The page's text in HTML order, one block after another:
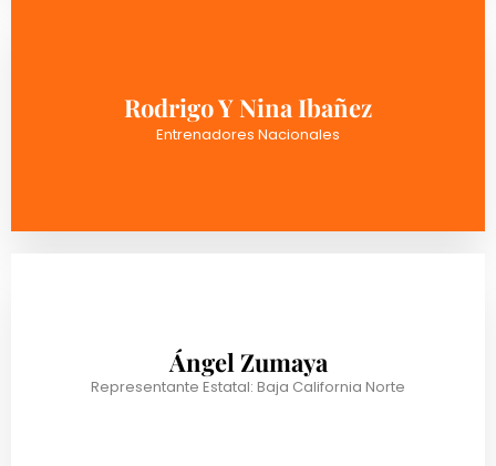
Rodrigo Y Nina Ibañez
Entrenadores Nacionales
Ángel Zumaya
Representante Estatal: Baja California Norte